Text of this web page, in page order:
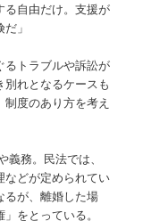
る自由だけ。支援が
」
るトラブルや訴訟が
れとなるケースも
度のあり方を考え
務。民法では、
などが定められてい
るが、離婚した場
をとっている。